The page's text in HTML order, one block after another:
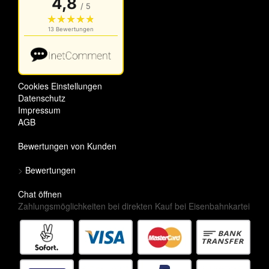
Cookies Einstellungen
Datenschutz
Impressum
AGB
Bewertungen von Kunden
> Bewertungen
Chat öffnen
Zahlungsmöglichkeiten bei direkten Kauf bei Eisenbahnkartei